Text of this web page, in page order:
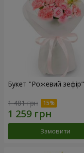
Букет "Рожевий зефір"
1 481 грн
Замовити